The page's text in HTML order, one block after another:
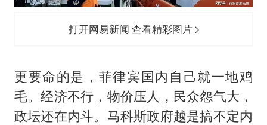
打开网易新闻 查看精彩图片
更要命的是，菲律宾国内自己就一地鸡
毛。经济不行，物价压人，民众怨气大，
政坛还在内斗。马科斯政府越是搞不定内